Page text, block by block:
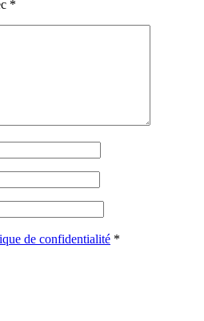
*
de confidentialité *